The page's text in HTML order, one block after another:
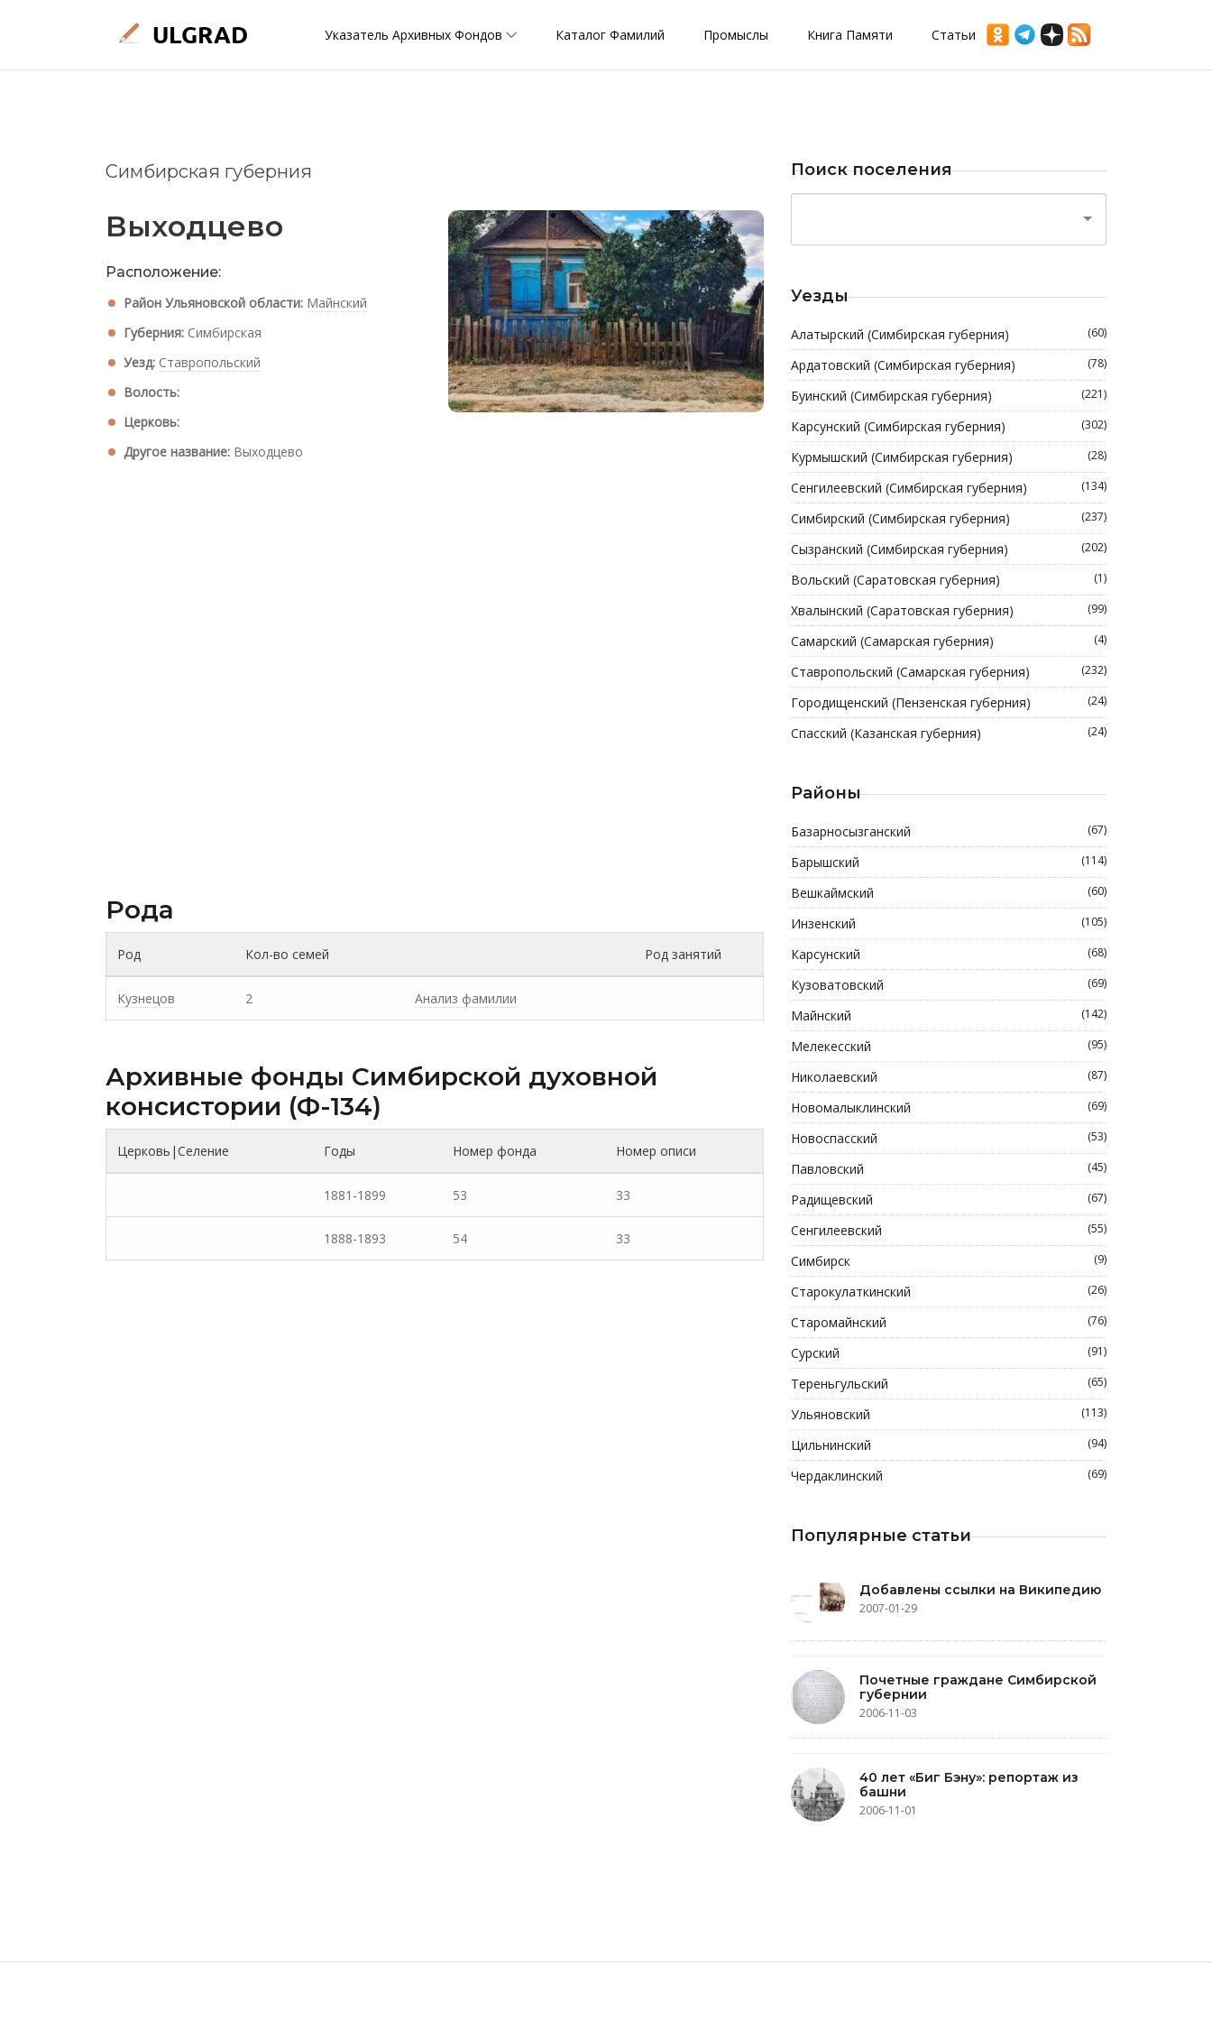
Указатель Архивных Фондов Каталог Фамилий Промыслы Книга Памяти Статьи
Симбирская губерния
Выходцево
Расположение:
Район Ульяновской области: Майнский
Губерния: Симбирская
Уезд: Ставропольский
Волость:
Церковь:
Другое название: Выходцево
Рода
Род Кол-во семей Род занятий
Кузнецов 2 Анализ фамилии
Архивные фонды Cимбирской духовной
консистории (Ф-134)
Церковь|Селение Годы Номер фонда Номер описи
1881-1899 53 33
1888-1893 54 33
Поиск поселения
Уезды
Алатырский (Симбирская губерния) (60)
Ардатовский (Симбирская губерния) (78)
Буинский (Симбирская губерния) (221)
Карсунский (Симбирская губерния) (302)
Курмышский (Симбирская губерния) (28)
Сенгилеевский (Симбирская губерния) (134)
Симбирский (Симбирская губерния) (237)
Сызранский (Симбирская губерния) (202)
Вольский (Саратовская губерния) (1)
Хвалынский (Саратовская губерния) (99)
Самарский (Самарская губерния) (4)
Ставропольский (Самарская губерния) (232)
Городищенский (Пензенская губерния) (24)
Спасский (Казанская губерния) (24)
Районы
Базарносызганский (67)
Барышский (114)
Вешкаймский (60)
Инзенский (105)
Карсунский (68)
Кузоватовский (69)
Майнский (142)
Мелекесский (95)
Николаевский (87)
Новомалыклинский (69)
Новоспасский (53)
Павловский (45)
Радищевский (67)
Сенгилеевский (55)
Симбирск (9)
Старокулаткинский (26)
Старомайнский (76)
Сурский (91)
Тереньгульский (65)
Ульяновский (113)
Цильнинский (94)
Чердаклинский (69)
Популярные статьи
Добавлены ссылки на Википедию
2007-01-29
Почетные граждане Симбирской
губернии
2006-11-03
40 лет «Биг Бэну»: репортаж из
башни
2006-11-01